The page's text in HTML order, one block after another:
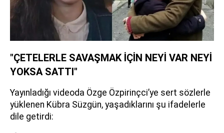
"ÇETELERLE SAVAŞMAK İÇİN NEYİ VAR NEYİ
YOKSA SATTI"
Yayınladığı videoda Özge Özpirinçci’ye sert sözlerle
yüklenen Kübra Süzgün, yaşadıklarını şu ifadelerle
dile getirdi: